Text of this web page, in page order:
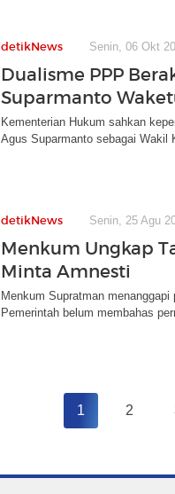
detikNews Senin, 06 Okt
Dualisme PPP
Suparmanto
Kementerian Hukum sahkan
Agus Suparmanto sebagai Wakil
detikNews Senin, 25 Agu
Menkum Ungkap
Minta Amnesti
Menkum Supratman
Pemerintah belum membahas
1 2